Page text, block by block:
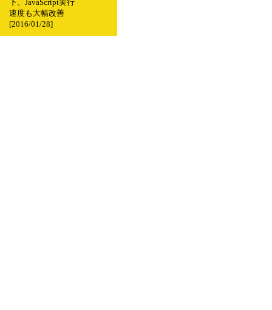
下、JavaScript実行
速度も大幅改善
[2016/01/28]